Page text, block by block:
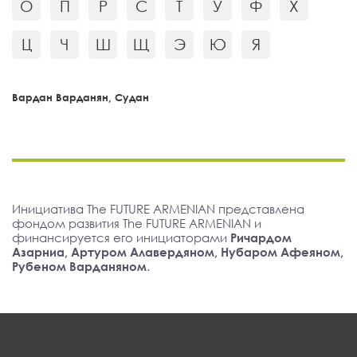
О П Р С Т У Ф Х
Ц Ч Ш Щ Э Ю Я
Вардан Варданян, Судан
Инициатива The FUTURE ARMENIAN представлена
фондом развития The FUTURE ARMENIAN и
финансируется его инициаторами Ричардом
Азарниа, Артуром Алавердяном, Нубаром Афеяном,
Рубеном Варданяном.